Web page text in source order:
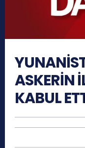
ASKERİN
KABUL